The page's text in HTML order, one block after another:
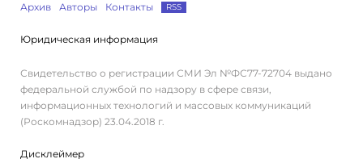
Архив
Авторы Контакты RSS
Юридическая информация
Свидетельство о регистрации СМИ Эл №ФС77-72704 выдано
федеральной службой по надзору в сфере связи,
информационных технологий и массовых коммуникаций
(Роскомнадзор) 23.04.2018 г.
Дисклеймер